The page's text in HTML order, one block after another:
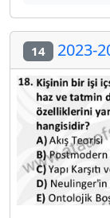
14 2023-